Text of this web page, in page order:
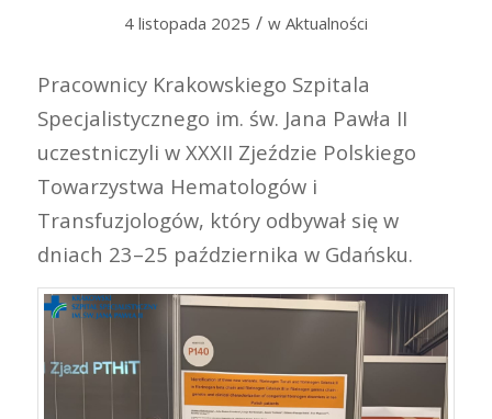
4 listopada 2025 / w Aktualności
Pracownicy Krakowskiego Szpitala
Specjalistycznego im. św. Jana Pawła II
uczestniczyli w XXXII Zjeździe Polskiego
Towarzystwa Hematologów i
Transfuzjologów, który odbywał się w
dniach 23–25 października w Gdańsku.